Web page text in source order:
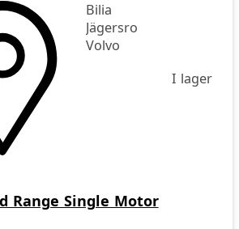
Bilia
Jägersro
Volvo
I lager
Range Single Motor